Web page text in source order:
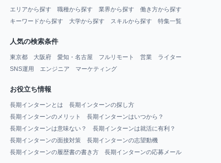
エリアから探す 職種から探す 業界から探す
働き方から探す
キーワードから探す
大学から探す スキルから探す 特集一覧
人気の検索条件
東京都 大阪府 愛知・名古屋 フルリモート 営業
ライター
SNS運用
エンジニア マーケティング
お役立ち情報
長期インターンとは
長期インターンの探し方
長期インターンのメリット
長期インターンはいつから？
長期インターンは意味ない？
長期インターンは就活に有利？
長期インターンの面接対策
長期インターンの志望動機
長期インターンの履歴書の書き方
長期インターンの応募メール